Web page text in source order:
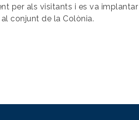
per als visitants i es va
conjunt de la Colònia.